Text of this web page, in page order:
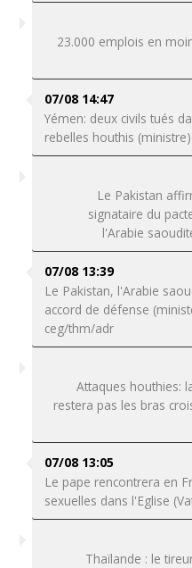
23.000 emplois en
07/08 14:47
Yémen: deux civils tués
rebelles houthis (ministre)
Le Pakistan
signataire du
l'Arabie
07/08 13:39
Le Pakistan, l'Arabie
accord de défense
ceg/thm/adr
Attaques houthies:
restera pas les bras
07/08 13:05
Le pape rencontrera en
sexuelles dans l'Eglise
Thaïlande : le